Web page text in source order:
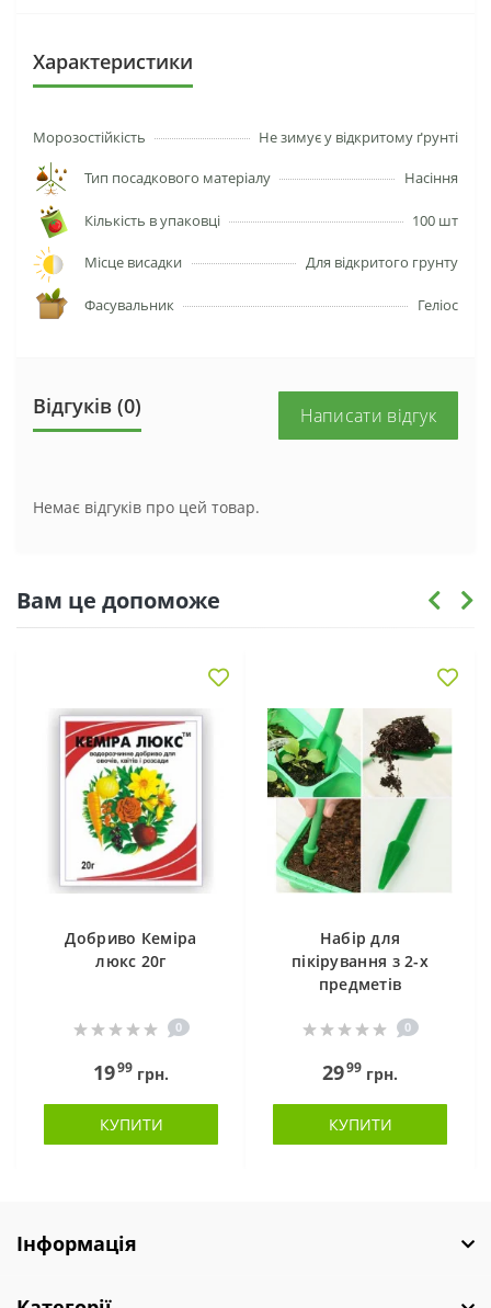
Характеристики
Морозостійкість Не зимує у відкритому ґрунті
Тип посадкового матеріалу Насіння
Кількість в упаковці 100 шт
Місце висадки Для відкритого грунту
Фасувальник Геліос
Відгуків (0) Написати відгук
Немає відгуків про цей товар.
Вам це допоможе
Добриво Кеміра
люкс 20г
0
1999 грн.
КУПИТИ
Набір для
пікірування з 2-х
предметів
0
2999 грн.
КУПИТИ
Інформація